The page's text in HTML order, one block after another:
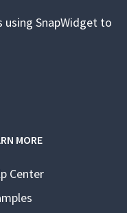
using SnapWidget to
MORE
Center